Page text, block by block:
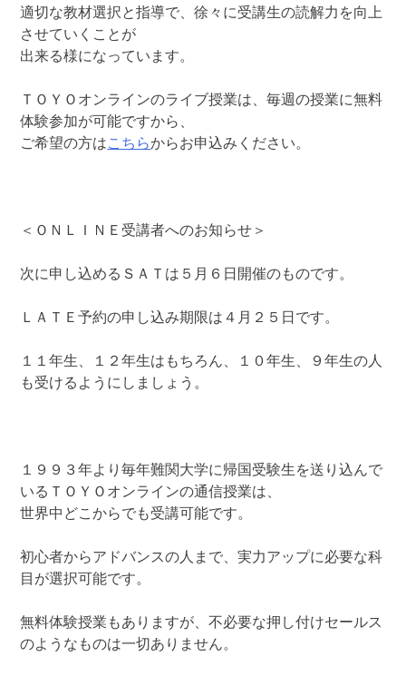
適切な教材選択と指導で、徐々に受講生の読解力を向上
させていくことが
出来る様になっています。
ＴＯＹＯオンラインのライブ授業は、毎週の授業に無料
体験参加が可能ですから、
ご希望の方はこちらからお申込みください。
＜ＯＮＬＩＮＥ受講者へのお知らせ＞
次に申し込めるＳＡＴは５月６日開催のものです。
ＬＡＴＥ予約の申し込み期限は４月２５日です。
１１年生、１２年生はもちろん、１０年生、９年生の人
も受けるようにしましょう。
１９９３年より毎年難関大学に帰国受験生を送り込んで
いるＴＯＹＯオンラインの通信授業は、
世界中どこからでも受講可能です。
初心者からアドバンスの人まで、実力アップに必要な科
目が選択可能です。
無料体験授業もありますが、不必要な押し付けセールス
のようなものは一切ありません。